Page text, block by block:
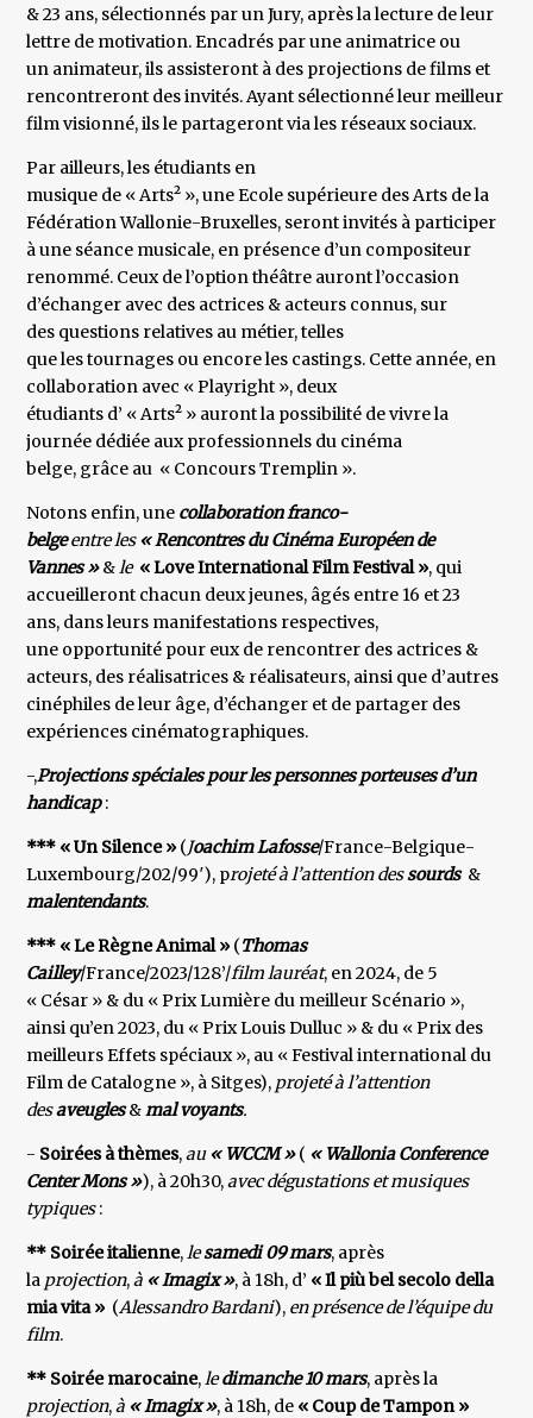
& 23 ans, sélectionnés par un Jury, après la lecture de leur
lettre de motivation. Encadrés par une animatrice ou
un animateur, ils assisteront à des projections de films et
rencontreront des invités. Ayant sélectionné leur meilleur
film visionné, ils le partageront via les réseaux sociaux.
Par ailleurs, les étudiants en
musique de « Arts² », une Ecole supérieure des Arts de la
Fédération Wallonie-Bruxelles, seront invités à participer
à une séance musicale, en présence d’un compositeur
renommé. Ceux de l’option théâtre auront l’occasion
d’échanger avec des actrices & acteurs connus, sur
des questions relatives au métier, telles
que les tournages ou encore les castings. Cette année, en
collaboration avec « Playright », deux
étudiants d’ « Arts² » auront la possibilité de vivre la
journée dédiée aux professionnels du cinéma
belge, grâce au « Concours Tremplin ».
Notons enfin, une collaboration franco-
belgeentre les « Rencontres du Cinéma Européen de
Vannes »&le « Love International Film Festival », qui
accueilleront chacun deux jeunes, âgés entre 16 et 23
ans, dans leurs manifestations respectives,
une opportunité pour eux de rencontrer des actrices &
acteurs, des réalisatrices & réalisateurs, ainsi que d’autres
cinéphiles de leur âge, d’échanger et de partager des
expériences cinématographiques.
-,Projections spéciales pour les personnes porteuses d’un
handicap:
*** « Un Silence » (Joachim Lafosse/France-Belgique-
Luxembourg/202/99′), projeté à l’attention dessourds &
malentendants.
*** « Le Règne Animal » (Thomas
Cailley/France/2023/128’/film lauréat, en 2024, de 5
« César » & du « Prix Lumière du meilleur Scénario »,
ainsi qu’en 2023, du « Prix Louis Dulluc » & du « Prix des
meilleurs Effets spéciaux », au « Festival international du
Film de Catalogne », à Sitges), projeté à l’attention
desaveugles&malvoyants.
- Soirées à thèmes,au « WCCM »( « Wallonia Conference
Center Mons »), à 20h30,avec dégustations et musiques
typiques:
** Soirée italienne,lesamedi 09 mars, après
la projection,à « Imagix », à 18h, d’ « Il più bel secolo della
miavita » (Alessandro Bardani), en présence de l’équipe du
film.
** Soirée marocaine,ledimanche 10 mars, après la
projection,à « Imagix », à 18h, de « Coup de Tampon »